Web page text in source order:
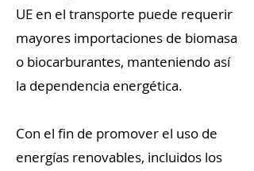
UE en el transporte puede requerir
mayores importaciones de biomasa
o biocarburantes, manteniendo así
la dependencia energética.
Con el fin de promover el uso de
energías renovables, incluidos los